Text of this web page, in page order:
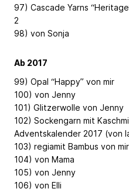
97) Cascade Yarns
2
98) von Sonja
Ab 2017
99) Opal “Happy” von mir
100) von Jenny
101) Glitzerwolle von Jenny
102) Sockengarn mit
Adventskalender 2017 (von
103) regiamit Bambus von
104) von Mama
105) von Jenny
106) von Elli